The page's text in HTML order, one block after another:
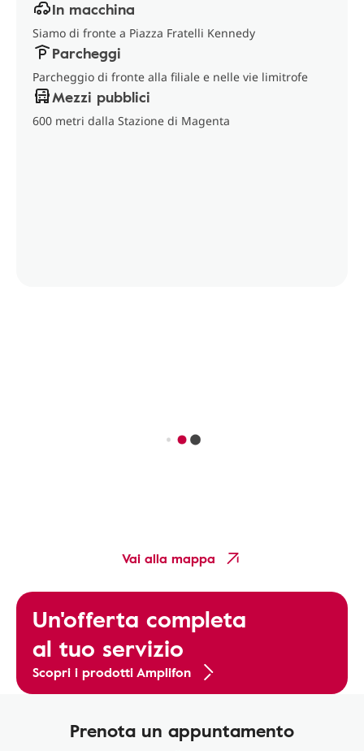
In macchina
Siamo di fronte a Piazza Fratelli Kennedy
Parcheggi
Parcheggio di fronte alla filiale e nelle vie limitrofe
Mezzi pubblici
600 metri dalla Stazione di Magenta
Vai alla mappa
Un'offerta completa
al tuo servizio
Scopri i prodotti Amplifon
Prenota un appuntamento